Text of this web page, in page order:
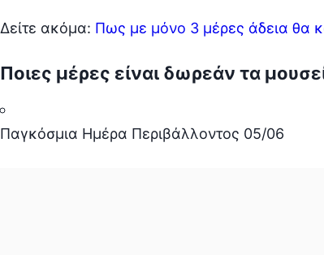
Δείτε ακόμα: Πως με μόνο 3 μέρες άδεια θα
Ποιες μέρες είναι δωρεάν τα
Παγκόσμια Ημέρα Περιβάλλοντος 05/06